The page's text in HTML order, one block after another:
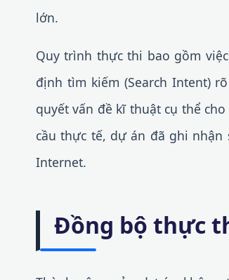
lớn.
Quy trình thực thi bao gồm
định tìm kiếm (Search Intent)
quyết vấn đề kĩ thuật cụ thể
cầu thực tế, dự án đã ghi
Internet.
Đồng bộ thực